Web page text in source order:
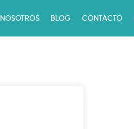
NOSOTROS BLOG CONTACTO